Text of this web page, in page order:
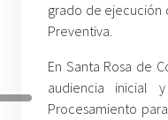
grado de ejecución
Preventiva.
En Santa Rosa de
audiencia inicial
Procesamiento